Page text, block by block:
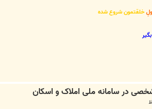
خلقتمون شروع شده